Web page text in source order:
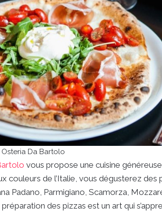
Da Bartolo
vous propose une cuisine
couleurs de l’Italie, vous dégusterez des
Padano, Parmigiano, Scamorza,
des pizzas est un art qui